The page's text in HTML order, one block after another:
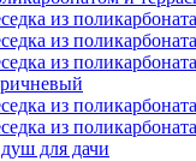
из
из
из
из
из
для дачи